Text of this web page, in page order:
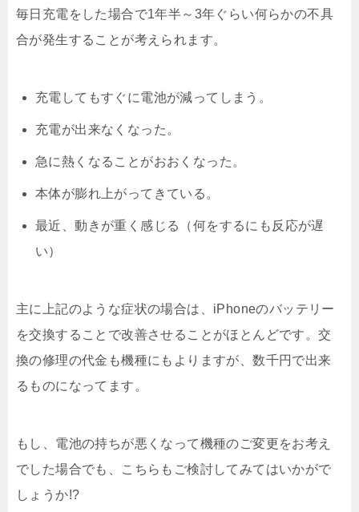
毎日充電をした場合で1年半～3年ぐらい何らかの不具
合が発生することが考えられます。
充電してもすぐに電池が減ってしまう。
充電が出来なくなった。
急に熱くなることがおおくなった。
本体が膨れ上がってきている。
最近、動きが重く感じる（何をするにも反応が遅
い）
主に上記のような症状の場合は、iPhoneのバッテリー
を交換することで改善させることがほとんどです。交
換の修理の代金も機種にもよりますが、数千円で出来
るものになってます。
もし、電池の持ちが悪くなって機種のご変更をお考え
でした場合でも、こちらもご検討してみてはいかがで
しょうか!?